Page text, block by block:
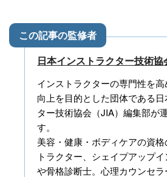
日本インストラクター技術協
インストラクターの専門性を
向上を目的とした団体である
ター技術協会（JIA）編集部が
す。
美容・健康・ボディケアの資
トラクター、シェイプアップ
や骨格診断士。心理カウンセ